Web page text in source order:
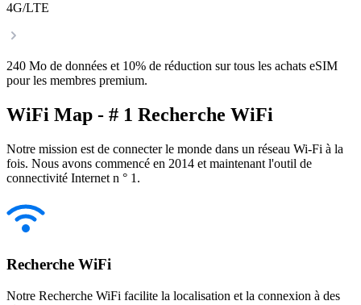
4G/LTE
240 Mo de données et 10% de réduction sur tous les achats eSIM
pour les membres premium.
WiFi Map - # 1 Recherche WiFi
Notre mission est de connecter le monde dans un réseau Wi-Fi à la
fois. Nous avons commencé en 2014 et maintenant l'outil de
connectivité Internet n ° 1.
Recherche WiFi
Notre Recherche WiFi facilite la localisation et la connexion à des